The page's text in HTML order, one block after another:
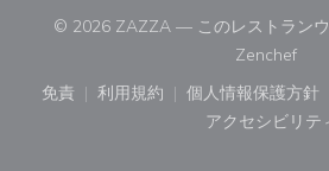
© 2026 ZAZZA — このレストラン
Zenchef((新
免責
((新しいウィンドウで開きます))
利用規約
((新しいウィンドウで開
個人情報保護方針
((新しい
アクセシビリテ
((新し